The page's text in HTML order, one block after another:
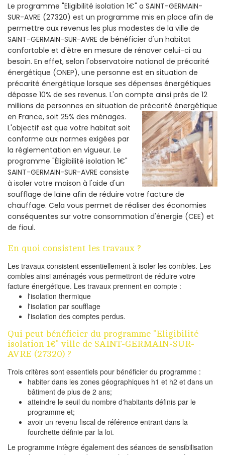
Le programme "Eligibilité isolation 1€" a SAINT-GERMAIN-
SUR-AVRE (27320) est un programme mis en place afin de
permettre aux revenus les plus modestes de la ville de
SAINT-GERMAIN-SUR-AVRE de bénéficier d'un habitat
confortable et d'être en mesure de rénover celui-ci au
besoin. En effet, selon l'observatoire national de précarité
énergétique (ONEP), une personne est en situation de
précarité énergétique lorsque ses dépenses énergétiques
dépasse 10% de ses revenus. L'on compte ainsi près de 12
millions de personnes en situation de précarité énergétique
en France, soit 25% des ménages.
L'objectif est que votre habitat soit
conforme aux normes exigées par
la réglementation en vigueur. Le
programme "Éligibilité isolation 1€"
SAINT-GERMAIN-SUR-AVRE consiste
à isoler votre maison à l'aide d'un
soufflage de laine afin de réduire votre facture de
chauffage. Cela vous permet de réaliser des économies
conséquentes sur votre consommation d'énergie (CEE) et
de fioul.
En quoi consistent les travaux ?
Les travaux consistent essentiellement à isoler les combles. Les
combles ainsi aménagés vous permettront de réduire votre
facture énergétique. Les travaux prennent en compte :
l'isolation thermique
l'isolation par soufflage
l'isolation des comptes perdus.
Qui peut bénéficier du programme "Eligibilité
isolation 1€" ville de SAINT-GERMAIN-SUR-
AVRE (27320) ?
Trois critères sont essentiels pour bénéficier du programme :
habiter dans les zones géographiques h1 et h2 et dans un
bâtiment de plus de 2 ans;
atteindre le seuil du nombre d'habitants définis par le
programme et;
avoir un revenu fiscal de référence entrant dans la
fourchette définie par la loi.
Le programme intègre également des séances de sensibilisation